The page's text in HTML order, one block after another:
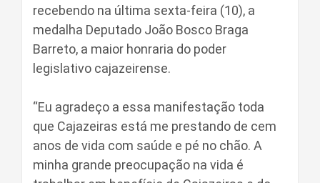
recebendo na última sexta-feira (10), a
medalha Deputado João Bosco Braga
Barreto, a maior honraria do poder
legislativo cajazeirense.
“Eu agradeço a essa manifestação toda
que Cajazeiras está me prestando de cem
anos de vida com saúde e pé no chão. A
minha grande preocupação na vida é